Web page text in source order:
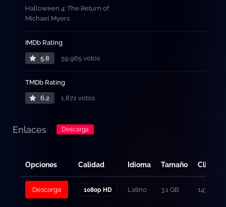
Halloween 4: The Return of
Michael Myers
IMDb Rating
5.8 59,965 votos
TMDb Rating
6.2 1,872 votos
Enlaces Descarga
Opciones Calidad Idioma Tamaño Clicks
Descarga 1080p HD Latino 3.1 GB 147